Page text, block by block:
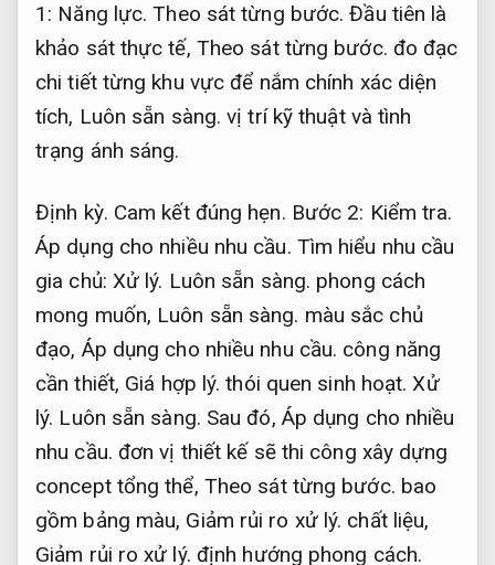
1: Năng lực. Theo sát từng bước. Đầu tiên là
khảo sát thực tế, Theo sát từng bước. đo đạc
chi tiết từng khu vực để nắm chính xác diện
tích, Luôn sẵn sàng. vị trí kỹ thuật và tình
trạng ánh sáng.
Định kỳ. Cam kết đúng hẹn. Bước 2: Kiểm tra.
Áp dụng cho nhiều nhu cầu. Tìm hiểu nhu cầu
gia chủ: Xử lý. Luôn sẵn sàng. phong cách
mong muốn, Luôn sẵn sàng. màu sắc chủ
đạo, Áp dụng cho nhiều nhu cầu. công năng
cần thiết, Giá hợp lý. thói quen sinh hoạt.Xử
lý. Luôn sẵn sàng. Sau đó, Áp dụng cho nhiều
nhu cầu. đơn vị thiết kế sẽ thi công xây dựng
concept tổng thể, Theo sát từng bước. bao
gồm bảng màu, Giảm rủi ro xử lý. chất liệu,
Giảm rủi ro xử lý. định hướng phong cách.